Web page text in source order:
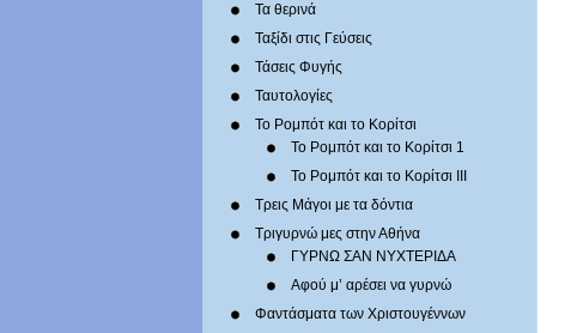
Τα θερινά
Ταξίδι στις Γεύσεις
Τάσεις Φυγής
Ταυτολογίες
Το Ρομπότ και το Κορίτσι
Το Ρομπότ και το Κορίτσι 1
Το Ρομπότ και το Κορίτσι III
Τρεις Μάγοι με τα δόντια
Τριγυρνώ μες στην Αθήνα
ΓΥΡΝΩ ΣΑΝ ΝΥΧΤΕΡΙΔΑ
Αφού μ’ αρέσει να γυρνώ
Φαντάσματα των Χριστουγέννων